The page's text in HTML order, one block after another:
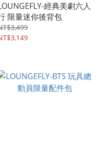
經典美劇六人
限量迷你後背包